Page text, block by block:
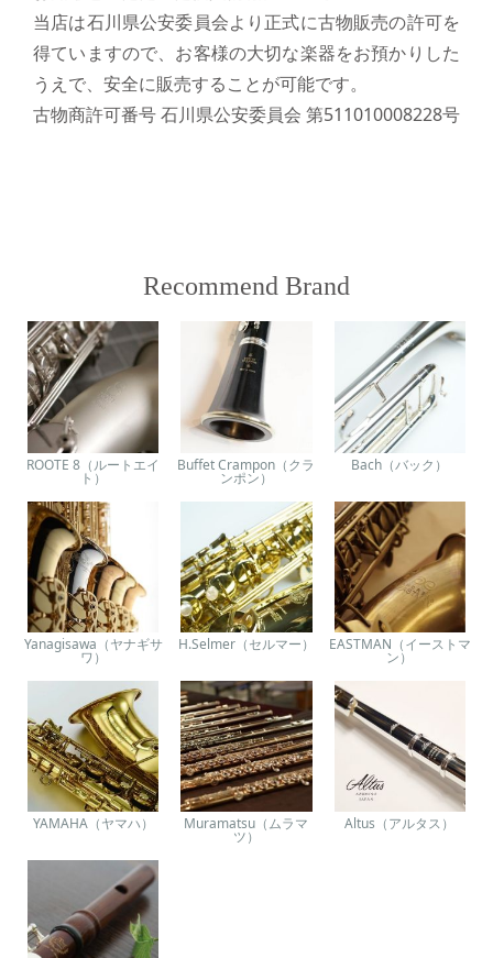
当店は石川県公安委員会より正式に古物販売の許可を
得ていますので、お客様の大切な楽器をお預かりした
うえで、安全に販売することが可能です。
古物商許可番号 石川県公安委員会 第511010008228号
Recommend Brand
ROOTE 8（ルートエイ
ト）
Buffet Crampon（クラ
ンポン）
Bach（バック）
Yanagisawa（ヤナギサ
ワ）
H.Selmer（セルマー） EASTMAN（イーストマ
ン）
YAMAHA（ヤマハ） Muramatsu（ムラマ
ツ）
Altus（アルタス）